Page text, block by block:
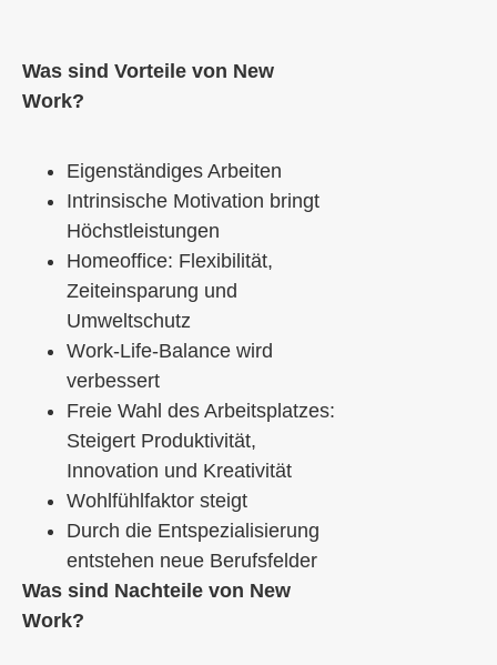
Was sind Vorteile von New
Work?
Eigenständiges Arbeiten
Intrinsische Motivation bringt
Höchstleistungen
Homeoffice: Flexibilität,
Zeiteinsparung und
Umweltschutz
Work-Life-Balance wird
verbessert
Freie Wahl des Arbeitsplatzes:
Steigert Produktivität,
Innovation und Kreativität
Wohlfühlfaktor steigt
Durch die Entspezialisierung
entstehen neue Berufsfelder
Was sind Nachteile von New
Work?